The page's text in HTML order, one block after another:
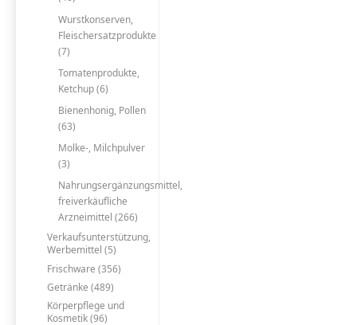
Wurstkonserven,
Fleischersatzprodukte
(7)
Tomatenprodukte,
Ketchup (6)
Bienenhonig, Pollen
(63)
Molke-, Milchpulver
(3)
Nahrungsergänzungsmittel,
freiverkäufliche
Arzneimittel (266)
Verkaufsunterstützung,
Werbemittel (5)
Frischware (356)
Getränke (489)
Körperpflege und
Kosmetik (96)